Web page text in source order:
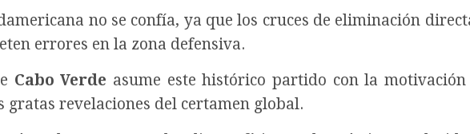
no se confía, ya que los cruces de eliminación
errores en la zona defensiva.
Cabo Verde asume este histórico partido con la
gratas revelaciones del certamen global.